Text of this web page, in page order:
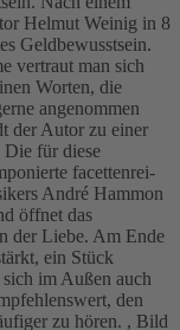
Helmut Weinig in 8
Geldbewusstsein.
vertraut man sich
Worten, die
angenommen
der Autor zu einer
für diese
facettenrei-
André Hammon
öffnet das
der Liebe. Am Ende
ein Stück
im Außen auch
den
zu hören. , Bild